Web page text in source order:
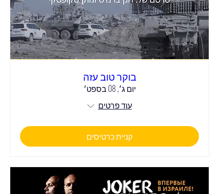
בוקר טוב עזה
יום ג׳, 08 בספט׳
עוד פרטים
קניית כרטיסים